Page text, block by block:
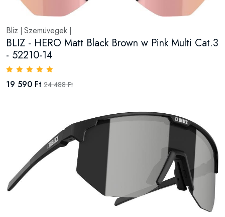
Bliz | Szemüvegek |
BLIZ - HERO Matt Black Brown w Pink Multi Cat.3
- 52210-14
19 590 Ft 24 488 Ft